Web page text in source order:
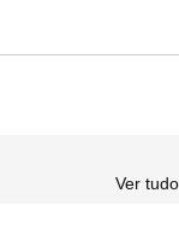
Ver tudo